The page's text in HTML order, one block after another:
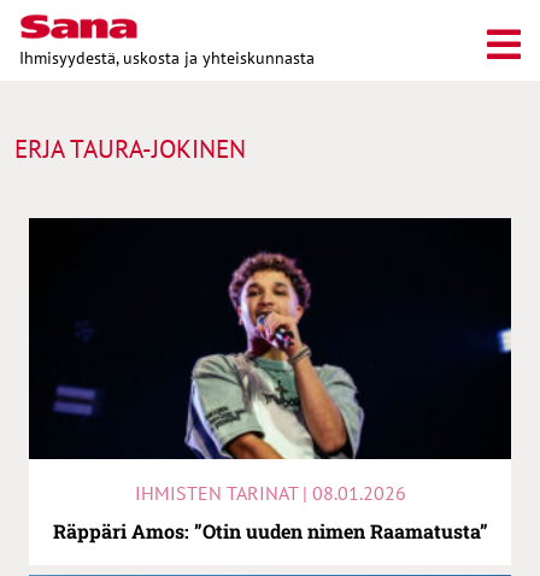
Ihmisyydestä, uskosta ja yhteiskunnasta
ERJA TAURA-JOKINEN
IHMISTEN TARINAT | 08.01.2026
Räppäri Amos: ”Otin uuden nimen Raamatusta”